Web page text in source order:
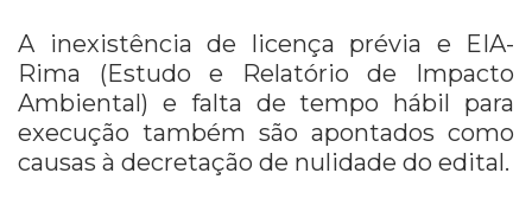
A inexistência de licença prévia e EIA-
Rima (Estudo e Relatório de Impacto
Ambiental) e falta de tempo hábil para
execução também são apontados como
causas à decretação de nulidade do edital.